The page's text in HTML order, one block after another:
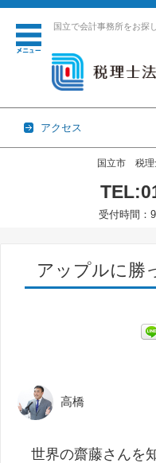
国立で会計事務所をお探
アクセス
国立市 税
受付時間：
アップルに勝
高橋
世界の齋藤さんを